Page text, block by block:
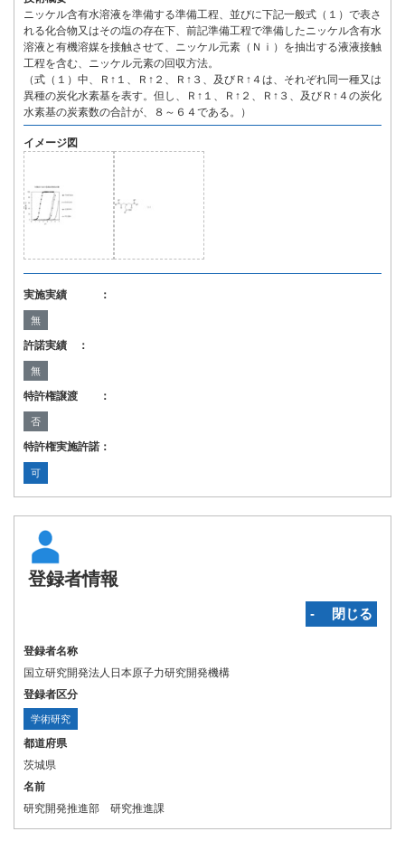
ニッケル含有水溶液を準備する準備工程、並びに下記一般式（１）で表さ
れる化合物又はその塩の存在下、前記準備工程で準備したニッケル含有水
溶液と有機溶媒を接触させて、ニッケル元素（Ｎｉ）を抽出する液液接触
工程を含む、ニッケル元素の回収方法。
（式（１）中、Ｒ↑１、Ｒ↑２、Ｒ↑３、及びＲ↑４は、それぞれ同一種又は
異種の炭化水素基を表す。但し、Ｒ↑１、Ｒ↑２、Ｒ↑３、及びＲ↑４の炭化
水素基の炭素数の合計が、８～６４である。）
イメージ図
実施実績 ：
無
許諾実績 ：
無
特許権譲渡 ：
否
特許権実施許諾：
可
登録者情報
‐ 閉じる
登録者名称
国立研究開発法人日本原子力研究開発機構
登録者区分
学術研究
都道府県
茨城県
名前
研究開発推進部 研究推進課